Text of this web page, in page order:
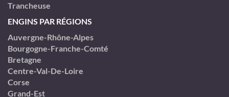
Trancheuse
ENGINS PAR RÉGIONS
Auvergne-Rhône-Alpes
Bourgogne-Franche-Comté
Bretagne
Centre-Val-De-Loire
Corse
Grand-Est